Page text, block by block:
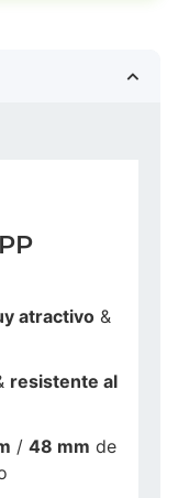
atractivo &
resistente al
/ 48 mm de